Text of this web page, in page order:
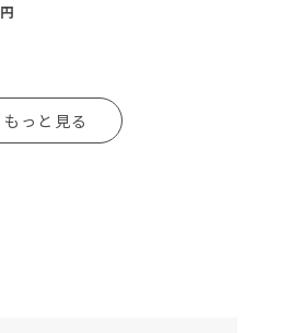
円
もっと見る